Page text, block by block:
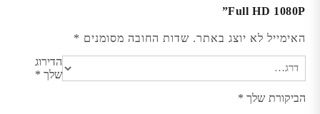
Full HD 1080P”
האימייל לא יוצג באתר. שדות החובה מסומנים *
הדירוג
שלך *
הביקורת שלך *